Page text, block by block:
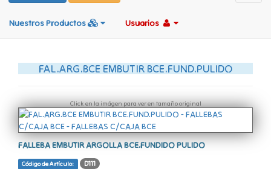
Nuestros Productos Usuarios
FAL.ARG.BCE EMBUTIR BCE.FUND.PULIDO
Click en la imágen para ver en tamaño original
FALLEBA EMBUTIR ARGOLLA BCE.FUNDIDO PULIDO
Código de Artículo: D111